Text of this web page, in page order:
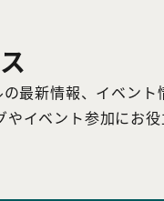
最新情報、イベン
イベント参加にお役